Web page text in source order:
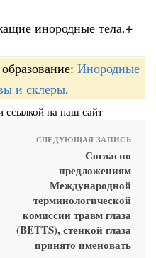
инородные тела.+
Инородные
и склеры.
ссылкой на наш сайт
СЛЕДУЮЩАЯ ЗАПИСЬ
Согласно
предложениям
Международной
терминологической
комиссии травм глаза
(BETTS), стенкой глаза
принято именовать